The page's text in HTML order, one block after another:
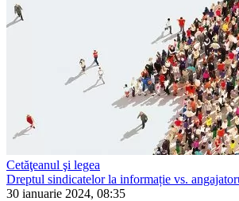
Cetăţeanul şi legea
Dreptul sindicatelor la informație vs.
30 ianuarie 2024, 08:35